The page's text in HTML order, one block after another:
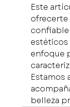
Este
ofrecerte
estéticos
enfoque
Estamos
belleza